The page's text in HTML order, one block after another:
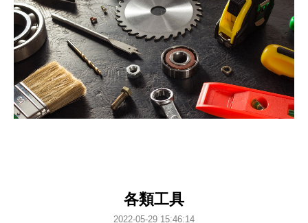
各類工具
2022-05-29 15:46:14